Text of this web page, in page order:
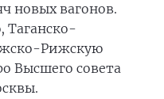
новых вагонов.
Таганско-
Рижскую
Высшего совета